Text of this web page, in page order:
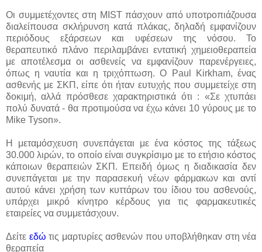
Οι συμμετέχοντες στη MIST πάσχουν από υποτροπιάζουσα
διαλείπουσα σκλήρυνση κατά πλάκας, δηλαδή εμφανίζουν
περιόδους εξάρσεων και υφέσεων της νόσου. Το
θεραπευτικό πλάνο περιλαμβάνει εντατική χημειοθεραπεία
με αποτέλεσμα οι ασθενείς να εμφανίζουν παρενέργειες,
όπως η ναυτία και η τριχόπτωση. Ο
Paul Kirkham, ένας
ασθενής με ΣΚΠ, είπε ότι ήταν ευτυχής που συμμετείχε στη
δοκιμή, αλλά πρόσθεσε χαρακτηριστικά ότι : «Σε χτυπάει
πολύ δυνατά - θα προτιμούσα να έχω κάνει 10 γύρους με το
Mike Tyson».
Η μεταμόσχευση συνεπάγεται με ένα κόστος της τάξεως
30.000 λιρών, το οποίο είναι συγκρίσιμο με το ετήσιο κόστος
κάποιων θεραπειών ΣΚΠ.
Επειδή όμως η διαδικασία δεν
συνεπάγεται με την παρασεκυή νέων φάρμακων και αντί
αυτού κάνει χρήση των κυττάρων του ίδιου του ασθενούς,
υπάρχει μικρό κίνητρο κέρδους για τις φαρμακευτικές
εταιρείες να συμμετάσχουν.
Δείτε εδώ τις μαρτυρίες ασθενών που υποβλήθηκαν στη νέα
θεραπεία